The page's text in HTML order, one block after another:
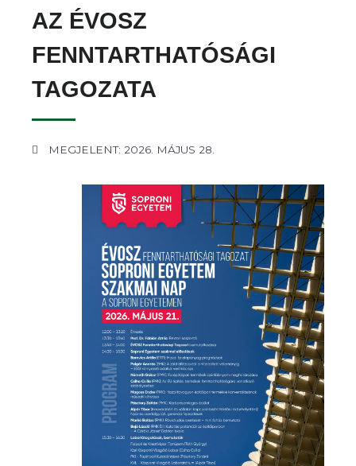
AZ ÉVOSZ
FENNTARTHATÓSÁGI
TAGOZATA
MEGJELENT: 2026. MÁJUS 28.